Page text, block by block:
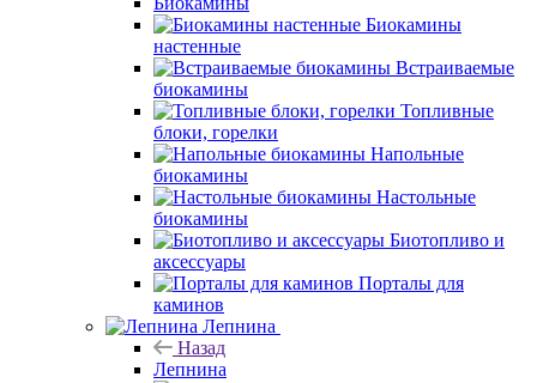
Биокамины
настенные
Встраиваемые
биокамины
Топливные
блоки, горелки
Напольные
биокамины
Настольные
биокамины
Биотопливо и
аксессуары
Порталы для
каминов
Лепнина
Назад
Лепнина